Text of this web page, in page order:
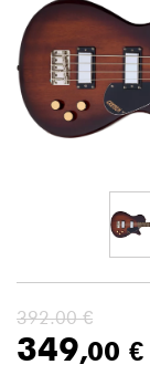
Synths &
Studio
Kopfhörer
Mikros
Licht
392.00 €
349,00 €